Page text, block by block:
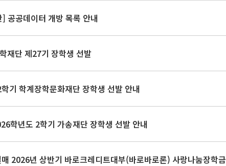
공공데이터 개방 목록 안내
재단 제27기 장학생 선발
기 학계장학문화재단 장학생 선발 안내
학년도 2학기 가송재단 장학생 선발 안내
2026년 상반기 바로크레디트대부(바로바로론) 사랑나눔장학금